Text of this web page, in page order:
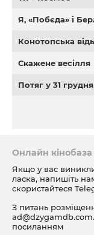
Я, «Побєда» і
Конотопська
Скажене весілля
Потяг у 31 грудня
Онлайн кінобаза
Якщо у вас виникли
ласка, напишіть
скористайтеся
З питань
ad@dzygamdb.com
посиланням